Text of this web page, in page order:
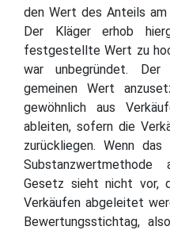
den Wert des Anteils
Der Kläger erhob
festgestellte Wert zu
war unbegründet.
gemeinen Wert
gewöhnlich aus
ableiten, sofern die
zurückliegen. Wenn
Gesetz sieht nicht vor,
Verkäufen abgeleitet
Bewertungsstichtag,